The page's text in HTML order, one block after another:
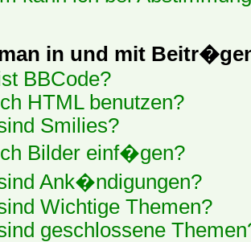
in und mit
BBCode?
HTML benutzen?
Smilies?
Bilder einf�gen?
Ank�ndigungen?
Wichtige Themen?
geschlossene